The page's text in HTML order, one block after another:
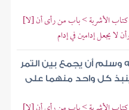
الأشربة > باب من رأى أن [لا]
لا يجعل إدامين في إدام
وسلم أن يجمع بين التمر
كل واحد منهما على